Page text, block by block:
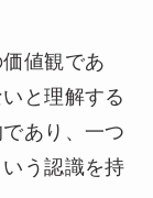
値観であ
と理解する
あり、一つ
う認識を持